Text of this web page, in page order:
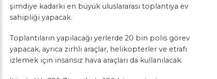
şimdiye kadarki en büyük uluslararası toplantıya ev
sahipliği yapacak.
Toplantıların yapılacağı yerlerde 20 bin polis görev
yapacak, ayrıca zırhlı araçlar, helikopterler ve etrafı
izlemek için insansız hava araçları da kullanılacak.